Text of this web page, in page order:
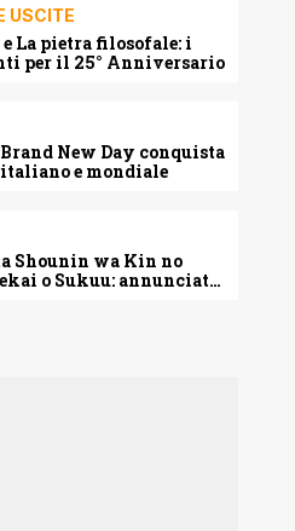
USCITE
La pietra filosofale: i
per il 25° Anniversario
New Day conquista
e mondiale
Shounin wa Kin no
o Sukuu: annunciato